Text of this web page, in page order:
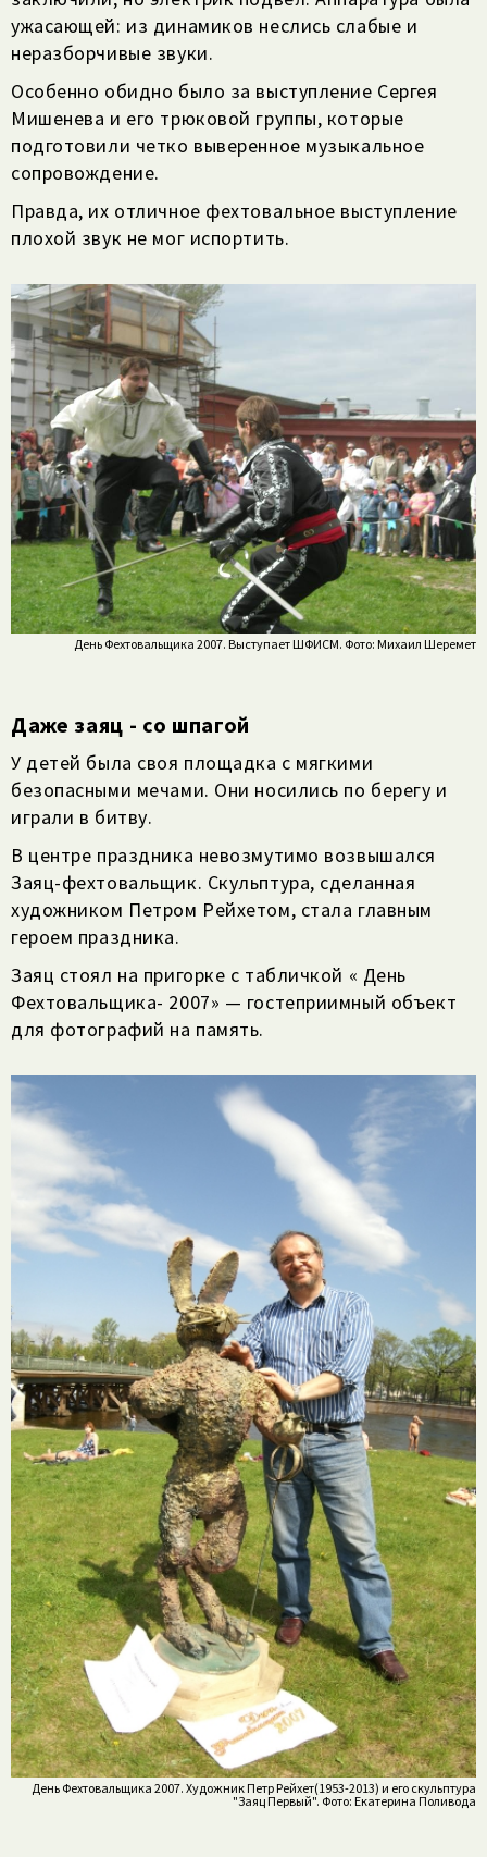
ужасающей: из динамиков неслись слабые и
неразборчивые звуки.
Особенно обидно было за выступление Сергея
Мишенева и его трюковой группы, которые
подготовили четко выверенное музыкальное
сопровождение.
Правда, их отличное фехтовальное выступление
плохой звук не мог испортить.
День Фехтовальщика 2007. Выступает ШФИСМ. Фото: Михаил Шеремет
Даже заяц - со шпагой
У детей была своя площадка с мягкими
безопасными мечами. Они носились по берегу и
играли в битву.
В центре праздника невозмутимо возвышался
Заяц-фехтовальщик. Скульптура, сделанная
художником Петром Рейхетом, стала главным
героем праздника.
Заяц стоял на пригорке с табличкой « День
Фехтовальщика- 2007» — гостеприимный объект
для фотографий на память.
День Фехтовальщика 2007. Художник Петр Рейхет(1953-2013) и его скульптура
"Заяц Первый". Фото: Екатерина Поливода